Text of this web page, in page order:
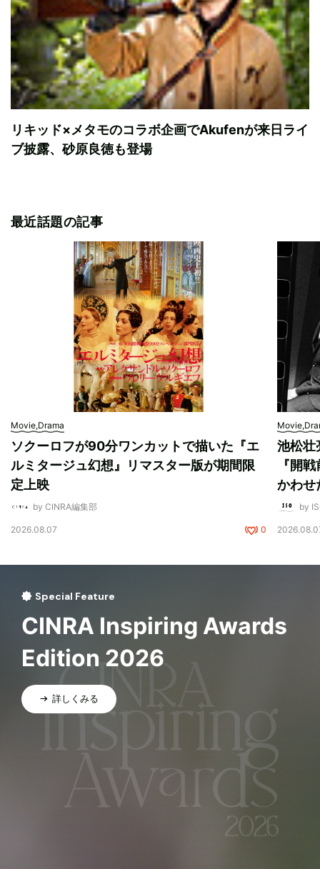
リキッド×メタモのコラボ企画でAkufenが来日ライ
ブ披露、砂原良徳も登場
最近話題の記事
Movie,Drama
ソクーロフが90分ワンカットで描いた『エ
ルミタージュ幻想』リマスター版が期間限
定上映
by CINRA編集部
2026.08.07 0
池松壮
『開
かわせ
by
Special Feature
CINRA Inspiring Awards
Edition 2026
詳しくみる